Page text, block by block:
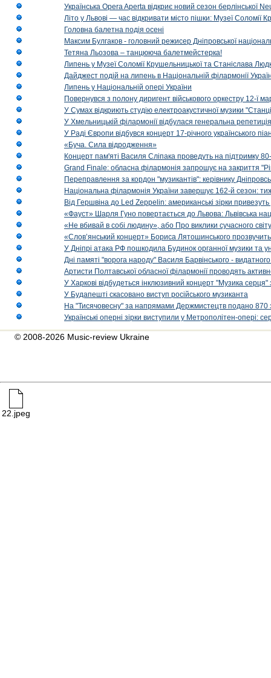
Українська Opera Aperta відкриє новий сезон берлінської
Літо у Львові — час відкривати місто пішки: Музеї Соломії
Головна балетна подія осені
Максим Булгаков - головний режисер Дніпровської
Тетяна Льозова – танцююча балетмейстерка!
Липень у Музеї Соломії Крушельницької та Станіслава
Дайджест подій на липень в Національній філармонії
Липень у Національній опері України
Повернувся з полону диригент військового оркестру 12-ї
У Сумах відкриють студію електроакустичної музики
У Хмельницькій філармонії відбулася генеральна
У Раді Європи відбувся концерт 17-річного українського
«Буча. Сила відродження»
Концерт пам'яті Василя Сліпака проведуть на підтримку
Grand Finale: обласна філармонія запрошує на закриття
Переправлення за кордон "музикантів": керівнику
Національна філармонія України завершує 162-й сезон:
Від Гершвіна до Led Zeppelin: американські зірки
«Фауст» Шарля Гуно повертається до Львова: Львівська
«Не вбивай в собі людину», або Про виклики сучасного світу
«Слов’янський концерт» Бориса Лятошинського
У Дніпрі атака РФ пошкодила Будинок органної музики та
Дні памяті "ворога народу" Василя Барвінського -
Артисти Полтавської обласної філармонії проводять
У Харкові відбудеться інклюзивний концерт "Музика
У Будапешті скасовано виступ російського музиканта
На "Тисячовесну" за напрямами Держмистецтв подано 870
Українські оперні зірки виступили у Метрополітен-опері:
© 2008-2026 Music-review Ukraine
22.jpeg